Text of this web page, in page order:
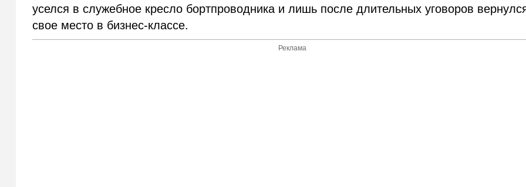
уселся в служебное кресло бортпроводника и лишь после длительных уговоров
свое место в бизнес-классе.
Реклама